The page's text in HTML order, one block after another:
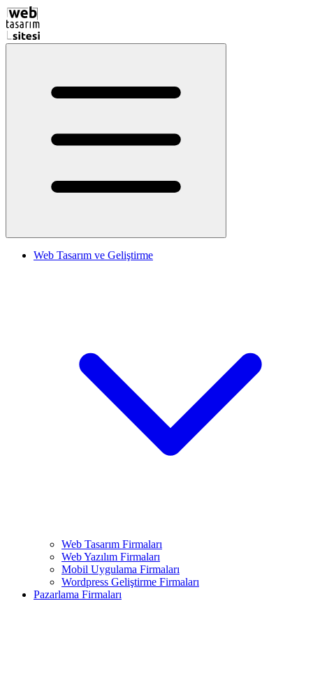
Web Tasarım ve Geliştirme
Web Tasarım Firmaları
Web Yazılım Firmaları
Mobil Uygulama Firmaları
Wordpress Geliştirme Firmaları
Pazarlama Firmaları